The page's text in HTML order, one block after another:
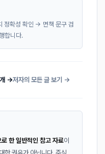
정확성 확인 → 면책 문구 검
합니다.
개 →저자의 모든 글 보기 →
한 일반적인 참고 자료이